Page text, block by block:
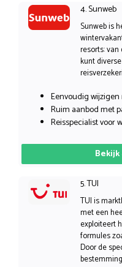
4. Sunweb
Sunweb is
resorts: van
kunt
Eenvoudig
Ruim aanbod met
Reisspecialist voor
5. TUI
TUI is
met een
exploiteert
formules
Door de